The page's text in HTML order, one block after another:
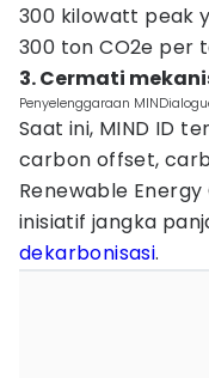
300 kilowatt peak
300 ton CO2e per
3. Cermati
Penyelenggaraan
Saat ini, MIND ID
carbon offset,
Renewable
inisiatif jangka
dekarbonisasi.